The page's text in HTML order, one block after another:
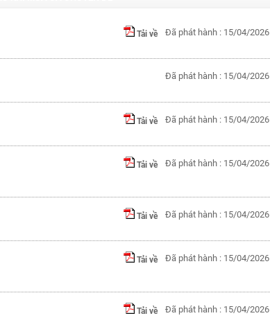
Tải về Đã phát hành : 15/04/2026
Đã phát hành : 15/04/2026
Tải về Đã phát hành : 15/04/2026
Tải về Đã phát hành : 15/04/2026
Tải về Đã phát hành : 15/04/2026
Tải về Đã phát hành : 15/04/2026
Tải về Đã phát hành : 15/04/2026